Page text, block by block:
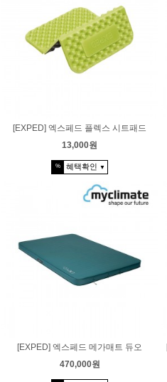
[EXPED] 엑스페드 플렉스 시트패드
13,000원
% 혜택확인 ▼
[EXPED] 엑스페드 메가매트 듀오
470,000원